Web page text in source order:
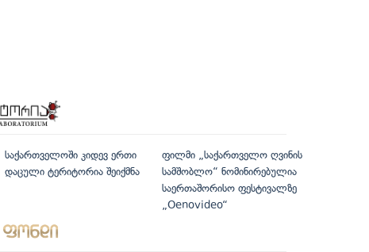
საქართველოში კიდევ ერთი
დაცული ტერიტორია შეიქმნა
ფილმი „საქართველო ღვინის
სამშობლო“ ნომინირებულია
საერთაშორისო ფესტივალზე
„Oenovideo“